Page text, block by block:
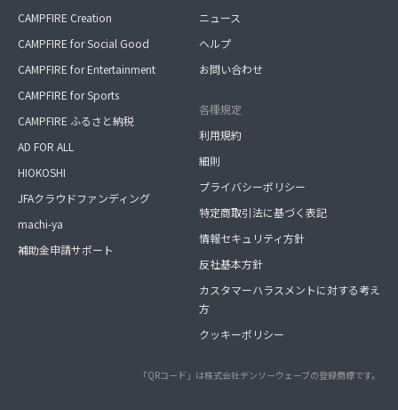
CAMPFIRE Creation
CAMPFIRE for Social Good
CAMPFIRE for Entertainment
CAMPFIRE for Sports
CAMPFIRE ふるさと納税
AD FOR ALL
HIOKOSHI
JFAクラウドファンディング
machi-ya
補助金申請サポート
ニュース
ヘルプ
お問い合わせ
各種規定
利用規約
細則
プライバシーポリシー
特定商取引法に基づく表記
情報セキュリティ方針
反社基本方針
カスタマーハラスメントに対する考え
方
クッキーポリシー
「QRコード」は株式会社デンソーウェーブの登録商標です。